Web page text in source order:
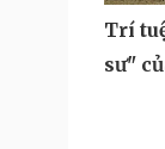
Trí
sư"